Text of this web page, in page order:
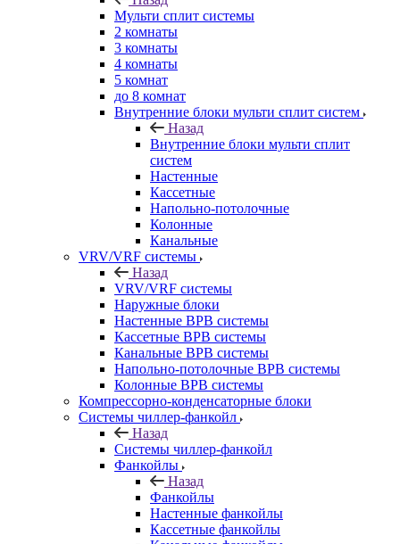
Мульти сплит системы
2 комнаты
3 комнаты
4 комнаты
5 комнат
до 8 комнат
Внутренние блоки мульти сплит систем
Назад
Внутренние блоки мульти сплит
систем
Настенные
Кассетные
Напольно-потолочные
Колонные
Канальные
VRV/VRF системы
Назад
VRV/VRF системы
Наружные блоки
Настенные ВРВ системы
Кассетные ВРВ системы
Канальные ВРВ системы
Напольно-потолочные ВРВ системы
Колонные ВРВ системы
Компрессорно-конденсаторные блоки
Системы чиллер-фанкойл
Назад
Системы чиллер-фанкойл
Фанкойлы
Назад
Фанкойлы
Настенные фанкойлы
Кассетные фанкойлы